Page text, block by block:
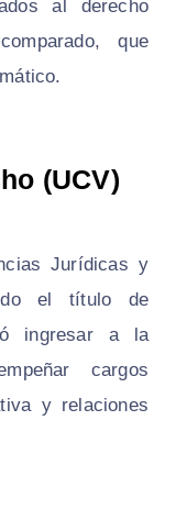
al derecho
que
(UCV)
Jurídicas y
el título de
ingresar a la
cargos
y relaciones